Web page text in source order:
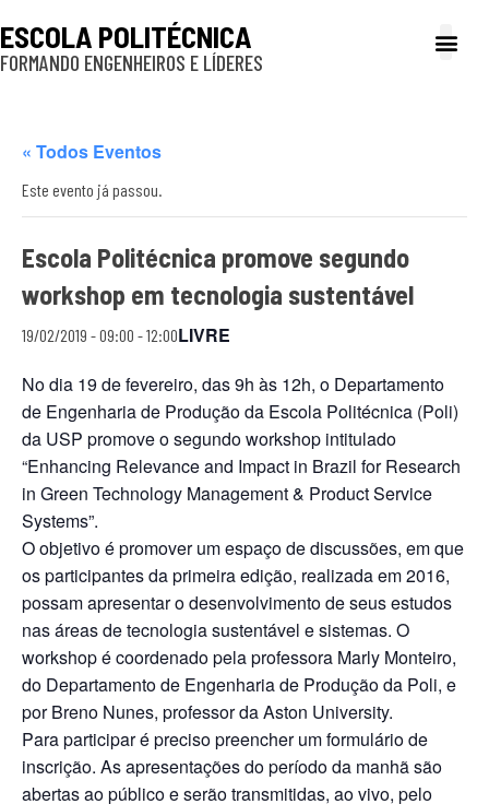
ESCOLA POLITÉCNICA
FORMANDO ENGENHEIROS E LÍDERES
« Todos Eventos
Este evento já passou.
Escola Politécnica promove segundo
workshop em tecnologia sustentável
19/02/2019 - 09:00 -12:00LIVRE
No dia 19 de fevereiro, das 9h às 12h, o Departamento
de Engenharia de Produção da Escola Politécnica (Poli)
da USP promove o segundo workshop intitulado
“Enhancing Relevance and Impact in Brazil for Research
in Green Technology Management & Product Service
Systems”.
O objetivo é promover um espaço de discussões, em que
os participantes da primeira edição, realizada em 2016,
possam apresentar o desenvolvimento de seus estudos
nas áreas de tecnologia sustentável e sistemas. O
workshop é coordenado pela professora Marly Monteiro,
do Departamento de Engenharia de Produção da Poli, e
por Breno Nunes, professor da Aston University.
Para participar é preciso preencher um formulário de
inscrição. As apresentações do período da manhã são
abertas ao público e serão transmitidas, ao vivo, pelo